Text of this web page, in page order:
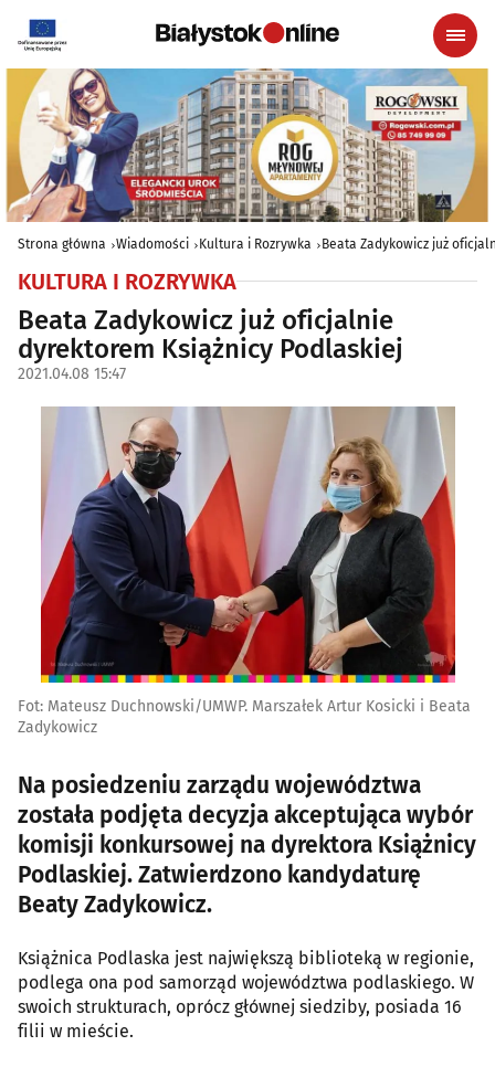
Strona główna Wiadomości Kultura i Rozrywka Beata Zadykowicz już
KULTURA I ROZRYWKA
Beata Zadykowicz już oficjalnie
dyrektorem Książnicy Podlaskiej
2021.04.08 15:47
Fot: Mateusz Duchnowski/UMWP. Marszałek Artur Kosicki i Beata
Zadykowicz
Na posiedzeniu zarządu województwa
została podjęta decyzja akceptująca wybór
komisji konkursowej na dyrektora Książnicy
Podlaskiej. Zatwierdzono kandydaturę
Beaty Zadykowicz.
Książnica Podlaska jest największą biblioteką w regionie,
podlega ona pod samorząd województwa podlaskiego. W
swoich strukturach, oprócz głównej siedziby, posiada 16
filii w mieście.